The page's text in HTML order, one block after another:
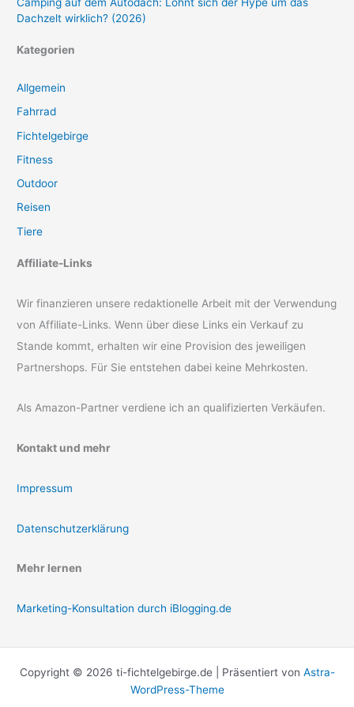
Camping auf dem Autodach: Lohnt sich der Hype um das
Dachzelt wirklich? (2026)
Kategorien
Allgemein
Fahrrad
Fichtelgebirge
Fitness
Outdoor
Reisen
Tiere
Affiliate-Links
Wir finanzieren unsere redaktionelle Arbeit mit der Verwendung
von Affiliate-Links. Wenn über diese Links ein Verkauf zu
Stande kommt, erhalten wir eine Provision des jeweiligen
Partnershops. Für Sie entstehen dabei keine Mehrkosten.
Als Amazon-Partner verdiene ich an qualifizierten Verkäufen.
Kontakt und mehr
Impressum
Datenschutzerklärung
Mehr lernen
Marketing-Konsultation durch iBlogging.de
Copyright © 2026 ti-fichtelgebirge.de | Präsentiert von Astra-
WordPress-Theme